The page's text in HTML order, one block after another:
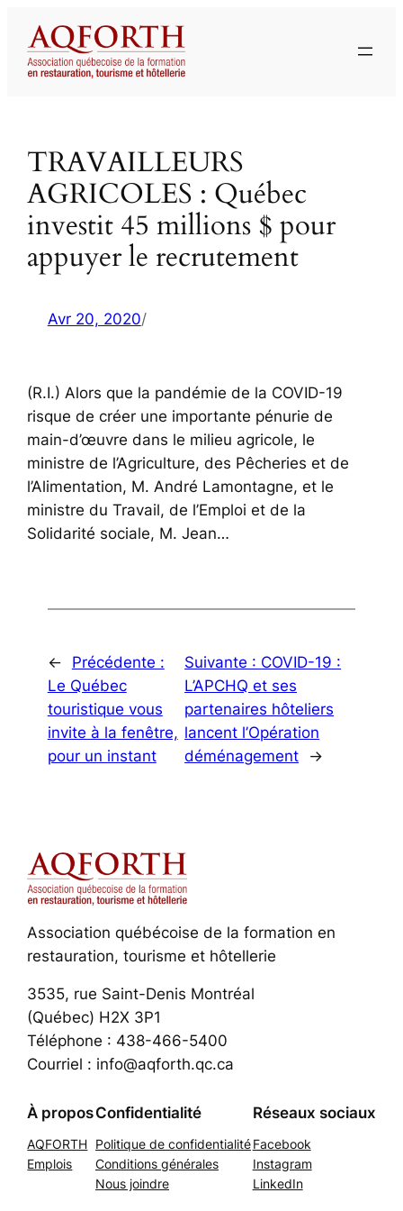
contenu
TRAVAILLEURS
AGRICOLES : Québec
investit 45 millions $ pour
appuyer le recrutement
Avr 20, 2020/
(R.I.) Alors que la pandémie de la COVID-19
risque de créer une importante pénurie de
main-d’œuvre dans le milieu agricole, le
ministre de l’Agriculture, des Pêcheries et de
l’Alimentation, M. André Lamontagne, et le
ministre du Travail, de l’Emploi et de la
Solidarité sociale, M. Jean…
←
Précédente :
Le Québec
touristique vous
invite à la fenêtre,
pour un instant
Suivante : COVID-19 :
L’APCHQ et ses
partenaires hôteliers
lancent l’Opération
déménagement
→
Association québécoise de la formation en
restauration, tourisme et hôtellerie
3535, rue Saint-Denis Montréal
(Québec) H2X 3P1
Téléphone : 438-466-5400
Courriel : info@aqforth.qc.ca
À propos
AQFORTH
Emplois
Confidentialité
Politique de confidentialité
Conditions générales
Nous joindre
Réseaux sociaux
Facebook
Instagram
LinkedIn